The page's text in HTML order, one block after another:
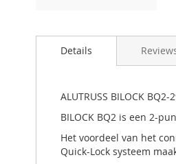
Details
ALUTRUSS BILOCK
BILOCK BQ2 is een 2-
Het voordeel van het
Quick-Lock systeem